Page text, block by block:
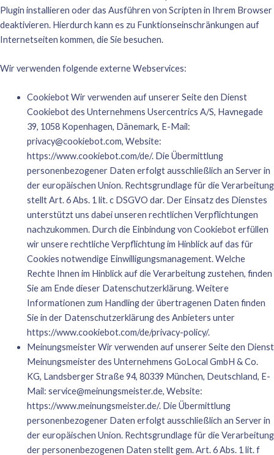
Plugin installieren oder das Ausführen von Scripten in Ihrem Browser
deaktivieren. Hierdurch kann es zu Funktionseinschränkungen auf
Internetseiten kommen, die Sie besuchen.
Wir verwenden folgende externe Webservices:
Cookiebot Wir verwenden auf unserer Seite den Dienst
Cookiebot des Unternehmens Usercentrics A/S, Havnegade
39, 1058 Kopenhagen, Dänemark, E-Mail:
privacy@cookiebot.com, Website:
https://www.cookiebot.com/de/. Die Übermittlung
personenbezogener Daten erfolgt ausschließlich an Server in
der europäischen Union. Rechtsgrundlage für die Verarbeitung
stellt Art. 6 Abs. 1 lit. c DSGVO dar. Der Einsatz des Dienstes
unterstützt uns dabei unseren rechtlichen Verpflichtungen
nachzukommen. Durch die Einbindung von Cookiebot erfüllen
wir unsere rechtliche Verpflichtung im Hinblick auf das für
Cookies notwendige Einwilligungsmanagement. Welche
Rechte Ihnen im Hinblick auf die Verarbeitung zustehen, finden
Sie am Ende dieser Datenschutzerklärung. Weitere
Informationen zum Handling der übertragenen Daten finden
Sie in der Datenschutzerklärung des Anbieters unter
https://www.cookiebot.com/de/privacy-policy/.
Meinungsmeister Wir verwenden auf unserer Seite den Dienst
Meinungsmeister des Unternehmens GoLocal GmbH & Co.
KG, Landsberger Straße 94, 80339 München, Deutschland, E-
Mail: service@meinungsmeister.de, Website:
https://www.meinungsmeister.de/. Die Übermittlung
personenbezogener Daten erfolgt ausschließlich an Server in
der europäischen Union. Rechtsgrundlage für die Verarbeitung
der personenbezogenen Daten stellt gem. Art. 6 Abs. 1 lit. f